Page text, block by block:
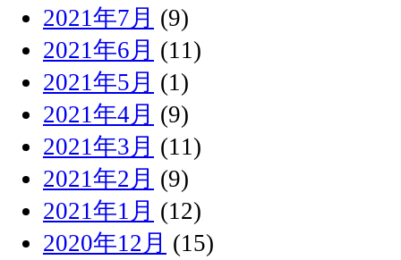
2021年7月 (9)
2021年6月 (11)
2021年5月 (1)
2021年4月 (9)
2021年3月 (11)
2021年2月 (9)
2021年1月 (12)
2020年12月 (15)